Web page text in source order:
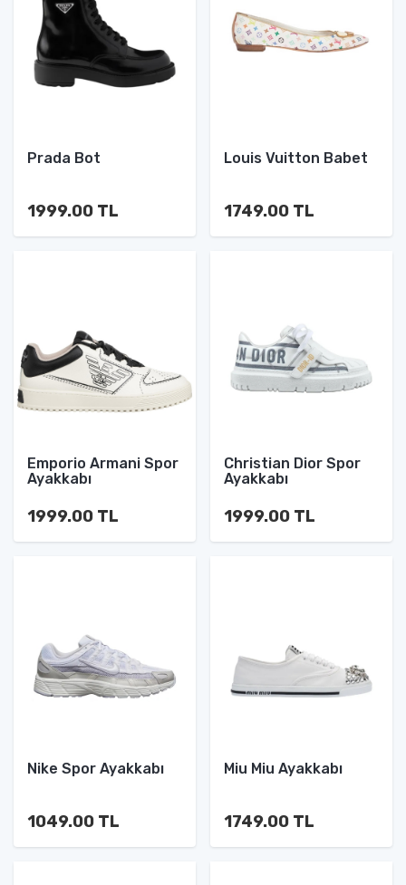
Prada Bot
1999.00 TL
Louis Vuitton Babet
1749.00 TL
Emporio Armani Spor
Ayakkabı
1999.00 TL
Christian Dior Spor
Ayakkabı
1999.00 TL
Nike Spor Ayakkabı
1049.00 TL
Miu Miu Ayakkabı
1749.00 TL